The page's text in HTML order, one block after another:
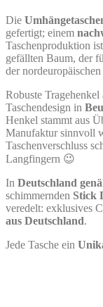
Die
gefertigt; einem
Taschenproduktion
gefällten Baum, der
der
Robuste
Taschendesign in
Henkel stammt aus
Manufaktur sinnvoll
Taschenverschluss
Langfingern 😉
In Deutschland
schimmernden Stick
veredelt: exklusives
aus Deutschland.
Jede Tasche ein